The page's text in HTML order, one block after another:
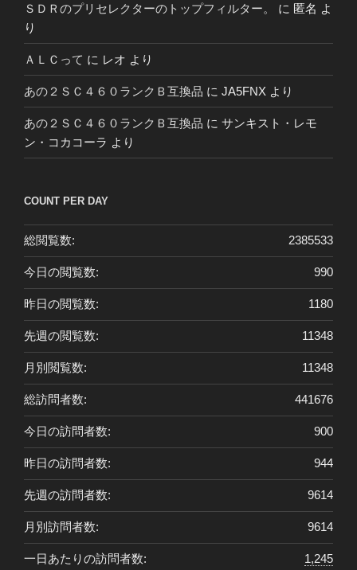
ＳＤＲのプリセレクターのトップフィルター。 に 匿名 よ
り
ＡＬＣって に レオ より
あの２ＳＣ４６０ランクＢ互換品 に JA5FNX より
あの２ＳＣ４６０ランクＢ互換品 に サンキスト・レモ
ン・コカコーラ より
COUNT PER DAY
2385533
総閲覧数:
990
今日の閲覧数:
1180
昨日の閲覧数:
11348
先週の閲覧数:
11348
月別閲覧数:
441676
総訪問者数:
900
今日の訪問者数:
944
昨日の訪問者数:
9614
先週の訪問者数:
9614
月別訪問者数:
1,245
一日あたりの訪問者数: